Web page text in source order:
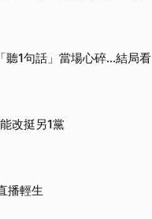
1句話」當場心碎...結局看
改挺另1黨
播輕生